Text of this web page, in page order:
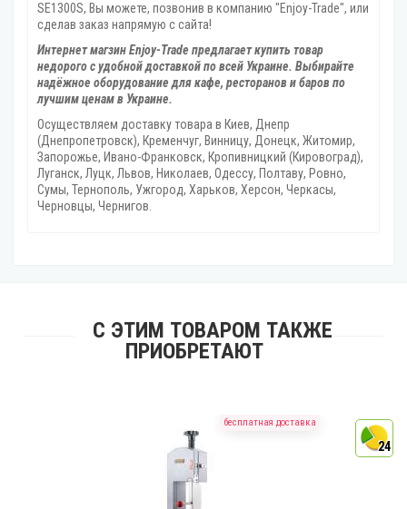
SE1300S, Вы можете, позвонив в компанию "Enjoy-Trade", или
сделав заказ напрямую с сайта!
Интернет магзин Enjoy-Trade предлагает купить товар
недорого с удобной доставкой по всей Украине. Выбирайте
надёжное оборудование для кафе, ресторанов и баров по
лучшим ценам в Украине.
Осуществляем доставку товара в Киев, Днепр
(Днепропетровск), Кременчуг, Винницу, Донецк‎, Житомир,
Запорожье, Ивано-Франковск, Кропивницкий‎ (Кировоград),
Луганск, Луцк, Львов, Николаев, Одессу, Полтаву, Ровно,
Сумы, Тернополь, Ужгород‎, Харьков, Херсон‎, Черкасы,
Черновцы, Чернигов.
С ЭТИМ ТОВАРОМ ТАКЖЕ
ПРИОБРЕТАЮТ
бесплатная доставка
24